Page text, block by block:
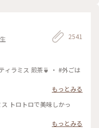
度品もシックで美しく 昭
んは若い観光客の方が多
すが、 コーナーだったの
した✨ ゆるり京都の街歩
でした。 ・ ・ #私のことり
ポンチ #ひんやりスイーツ #
#レトロ喫茶 #昭和レトロ #
四条河原町 #京都 #ことりっぷ京都 #ことりっぷ三都巡りの旅
2541
ィラミス 煎茶🍵 ・ #外ごは
もっとみる
トロトロで美味しかっ
もっとみる